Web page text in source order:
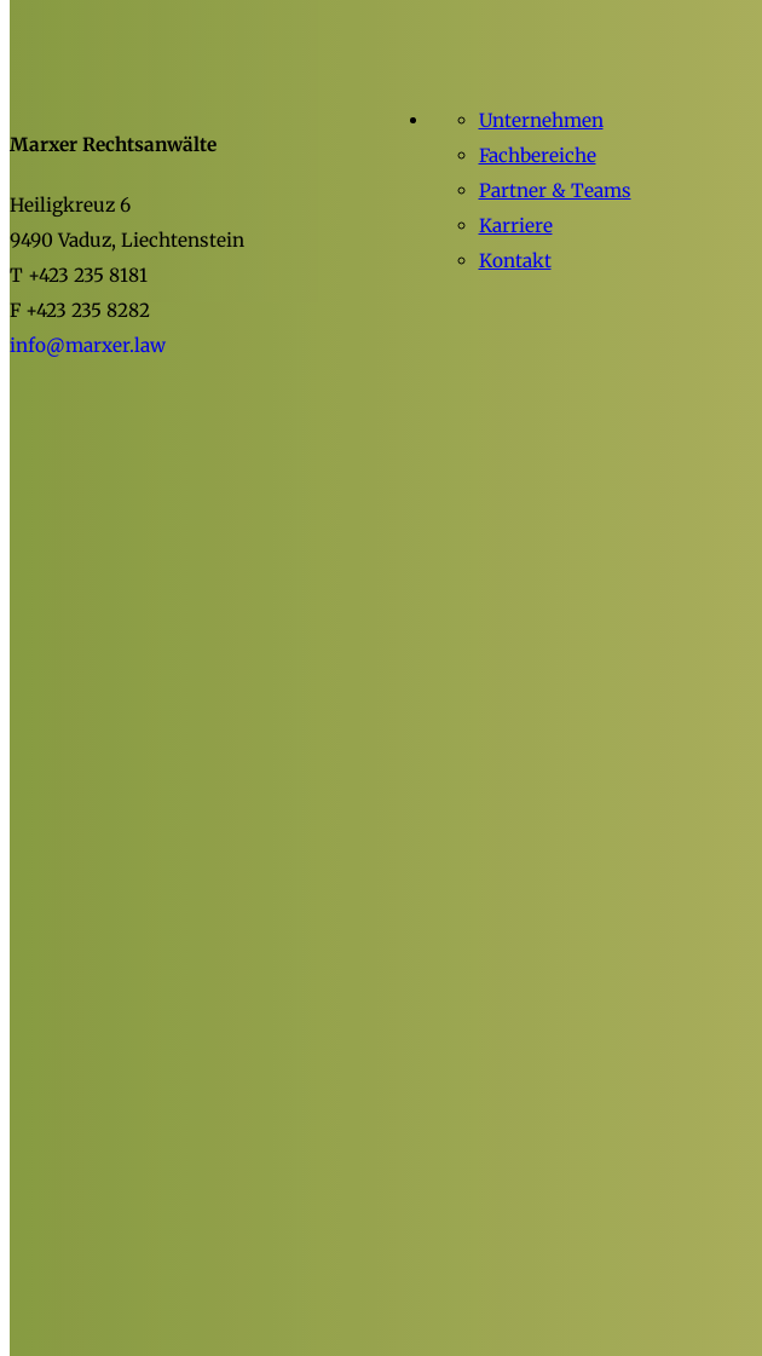
Marxer Rechtsanwälte
Heiligkreuz 6
9490 Vaduz, Liechtenstein
T +423 235 8181
F +423 235 8282
info@marxer.law
Unternehmen
Fachbereiche
Partner & Teams
Karriere
Kontakt